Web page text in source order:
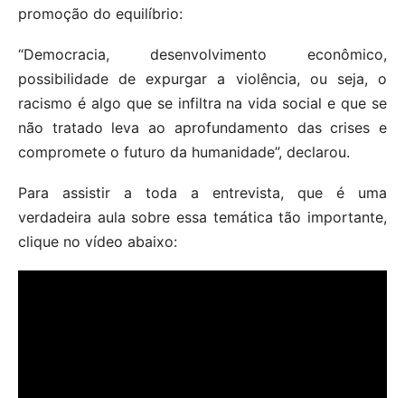
promoção do equilíbrio:
“Democracia, desenvolvimento econômico,
possibilidade de expurgar a violência, ou seja, o
racismo é algo que se infiltra na vida social e que se
não tratado leva ao aprofundamento das crises e
compromete o futuro da humanidade”, declarou.
Para assistir a toda a entrevista, que é uma
verdadeira aula sobre essa temática tão importante,
clique no vídeo abaixo: